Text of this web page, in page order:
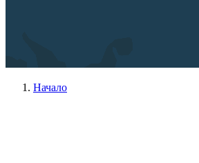
Начало